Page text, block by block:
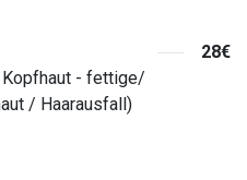
- fettige/
/ Haarausfall)
28€